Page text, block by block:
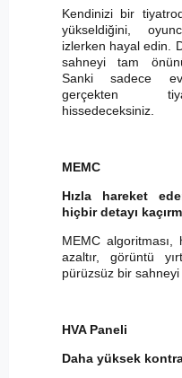
Kendinizi bir
yükseldiğini,
izlerken hayal edin.
sahneyi tam
Sanki sadece
gerçekten
hissedeceksiniz.
MEMC
Hızla hareket
hiçbir detayı
MEMC algoritması,
azaltır, görüntü
pürüzsüz bir sahneyi
HVA Paneli
Daha yüksek